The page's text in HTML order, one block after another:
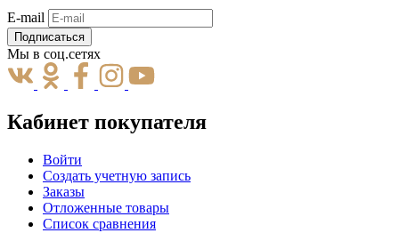
E-mail
Подписаться
Мы в соц.сетях
Кабинет покупателя
Войти
Создать учетную запись
Заказы
Отложенные товары
Список сравнения